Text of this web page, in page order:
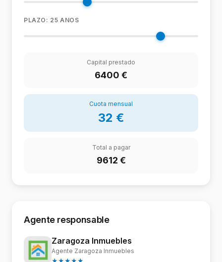
PLAZO: 25 ANOS
Capital prestado
6400 €
Cuota mensual
32 €
Total a pagar
9612 €
Agente responsable
Zaragoza Inmuebles
Agente Zaragoza Inmuebles